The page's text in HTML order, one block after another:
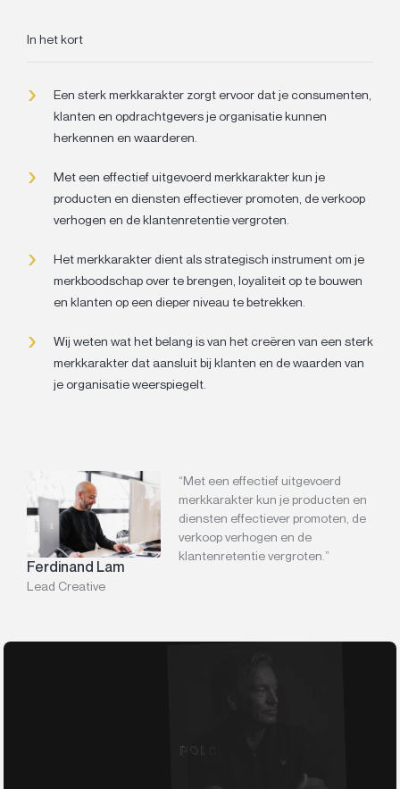
In het kort
Een sterk merkkarakter zorgt ervoor dat je consumenten,
klanten en opdrachtgevers je organisatie kunnen
herkennen en waarderen.
Met een effectief uitgevoerd merkkarakter kun je
producten en diensten effectiever promoten, de verkoop
verhogen en de klantenretentie vergroten.
Het merkkarakter dient als strategisch instrument om je
merkboodschap over te brengen, loyaliteit op te bouwen
en klanten op een dieper niveau te betrekken.
Wij weten wat het belang is van het creëren van een sterk
merkkarakter dat aansluit bij klanten en de waarden van
je organisatie weerspiegelt.
Ferdinand Lam
Lead Creative
“Met een effectief uitgevoerd
merkkarakter kun je producten en
diensten effectiever promoten, de
verkoop verhogen en de
klantenretentie vergroten.”